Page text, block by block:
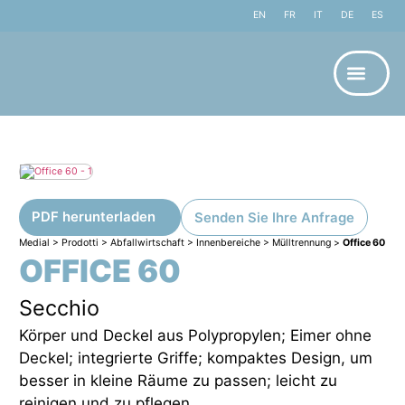
EN FR IT DE ES
Medial > Prodotti > Abfallwirtschaft> Innenbereiche> Mülltrennung> Office 60
OFFICE 60
Secchio
Körper und Deckel aus Polypropylen; Eimer ohne
Deckel; integrierte Griffe; kompaktes Design, um
besser in kleine Räume zu passen; leicht zu
PDF herunterladen Senden Sie Ihre Anfrage